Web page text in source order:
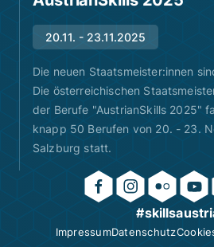
20.11. - 23.11.2025
Die neuen Staatsmeister:innen
Die österreichischen
der Berufe "AustrianSkills 2025"
knapp 50 Berufen von 20. - 23.
Salzburg statt.
ImpressumDatenschutz